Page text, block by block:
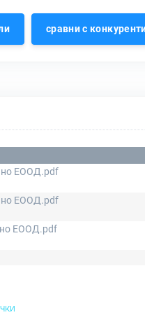
сравни с
ЕООД.pdf
ЕООД.pdf
ЕООД.pdf